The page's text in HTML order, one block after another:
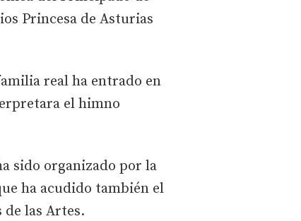
Princesa de Asturias
real ha entrado en
el himno
sido organizado por la
ha acudido también el
las Artes.